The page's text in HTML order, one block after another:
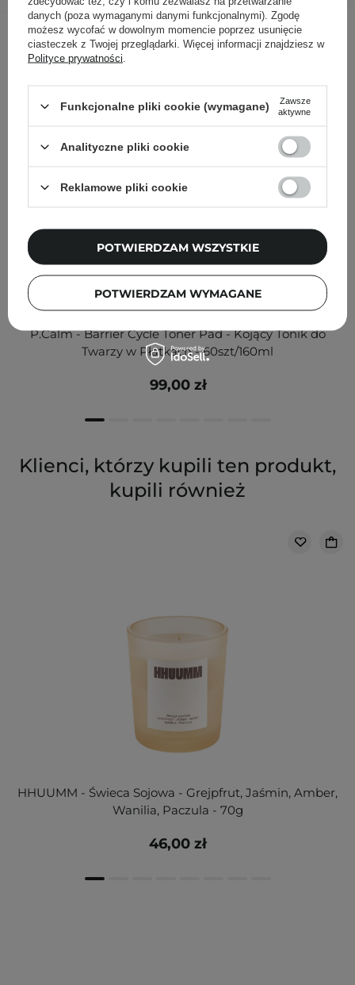
Inni klienci sprawdzali również
P.Calm - Barrier Cycle Toner Pad - Kojący Tonik do
Twarzy w Płatkach - 60szt/160ml
99,00 zł
Klienci, którzy kupili ten produkt,
kupili również
HHUUMM - Świeca Sojowa - Grejpfrut, Jaśmin, Amber,
Wanilia, Paczula - 70g
46,00 zł
danych (poza wymaganymi danymi funkcjonalnymi). Zgodę
możesz wycofać w dowolnym momencie poprzez usunięcie
ciasteczek z Twojej przeglądarki. Więcej informacji znajdziesz w
Polityce prywatności
Funkcjonalne pliki cookie (wymagane)
Zawsze
aktywne
Analityczne pliki cookie
Reklamowe pliki cookie
POTWIERDZAM WYMAGANE
POTWIERDZAM WSZYSTKIE